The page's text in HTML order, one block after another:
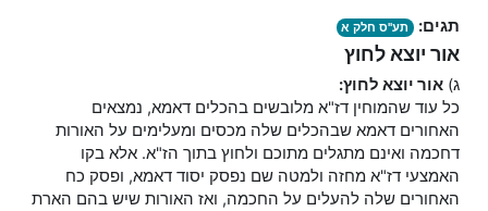
תגים: תע"ס חלק א
אור יוצא לחוץ
ג)אור יוצא לחוץ:
כל עוד שהמוחין דז"א מלובשים בהכלים דאמא, נמצאים
האחורים דאמא שבהכלים שלה מכסים ומעלימים על האורות
דחכמה ואינם מתגלים מתוכם ולחוץ בתוך הז"א. אלא בקו
האמצעי דז"א מחזה ולמטה שם נפסק יסוד דאמא, ופסק כח
האחורים שלה להעלים על החכמה, ואז האורות שיש בהם הארת